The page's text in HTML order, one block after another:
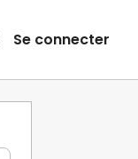
Se connecter